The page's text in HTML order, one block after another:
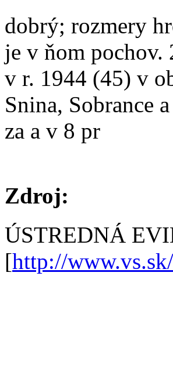
dobrý; rozmery
je v ňom pochov.
v r. 1944 (45) v
Snina, Sobrance
za a v 8 pr
Zdroj:
ÚSTREDNÁ
[http://